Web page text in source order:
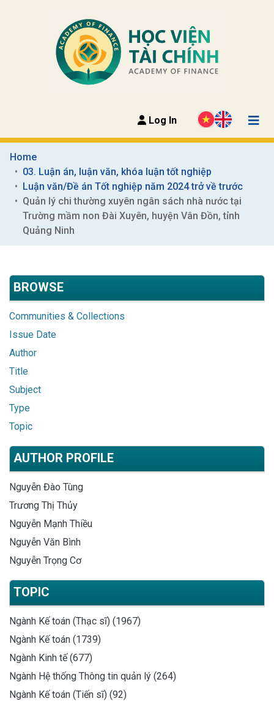
Log In
Home
03. Luận án, luận văn, khóa luận tốt nghiệp
Luận văn/Đề án Tốt nghiệp năm 2024 trở về trước
Quản lý chi thường xuyên ngân sách nhà nước tại
Trường mầm non Đài Xuyên, huyện Vân Đồn, tỉnh
Quảng Ninh
BROWSE
Communities & Collections
Issue Date
Author
Title
Subject
Type
Topic
AUTHOR PROFILE
Nguyễn Đào Tùng
Trương Thị Thủy
Nguyễn Mạnh Thiều
Nguyễn Văn Bình
Nguyễn Trọng Cơ
TOPIC
Ngành Kế toán (Thạc sĩ) (1967)
Ngành Kế toán (1739)
Ngành Kinh tế (677)
Ngành Hệ thống Thông tin quản lý (264)
Ngành Kế toán (Tiến sĩ) (92)